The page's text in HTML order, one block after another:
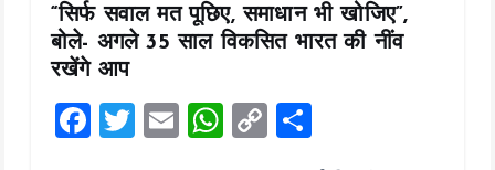
“सिर्फ सवाल मत पूछिए, समाधान भी खोजिए”,
बोले- अगले 35 साल विकसित भारत की नींव
रखेंगे आप
F
T
E
W
C